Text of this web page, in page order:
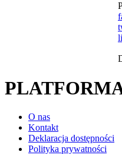
O nas
Kontakt
Deklaracja dostępności
Polityka prywatności